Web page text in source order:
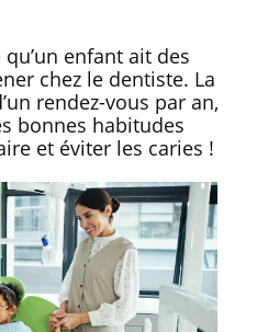
enfant ait des
chez le dentiste. La
rendez-vous par an,
bonnes habitudes
et éviter les caries !